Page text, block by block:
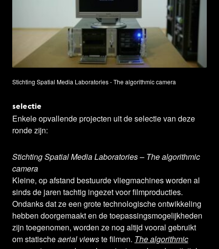
Stichting Spatial Media Laboratories - The algorithmic camera
selectie
Enkele opvallende projecten uit de selectie van deze
ronde zijn:
Stichting Spatial Media Laboratories – The algorithmic
camera
Kleine, op afstand bestuurde vliegmachines worden al
sinds de jaren tachtig ingezet voor filmproducties.
Ondanks dat ze een grote technologische ontwikkeling
hebben doorgemaakt en de toepassingsmogelijkheden
zijn toegenomen, worden ze nog altijd vooral gebruikt
om statischeaerial viewste filmen. The algorithmic